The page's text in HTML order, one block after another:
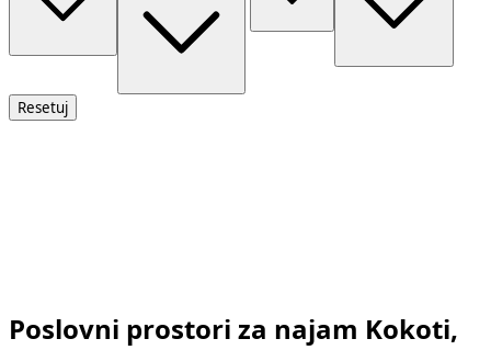
Resetuj
Poslovni prostori za najam Kokoti,